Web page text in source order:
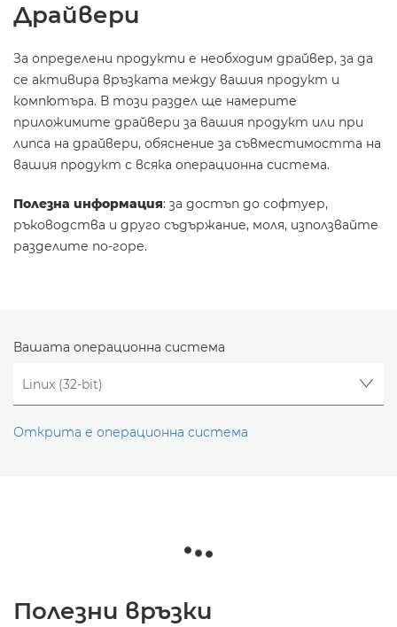
Драйвери
За определени продукти е необходим драйвер, за да
се активира връзката между вашия продукт и
компютъра. В този раздел ще намерите
приложимите драйвери за вашия продукт или при
липса на драйвери, обяснение за съвместимостта на
вашия продукт с всяка операционна система.
Полезна информация: за достъп до софтуер,
ръководства и друго съдържание, моля, използвайте
разделите по-горе.
Вашата операционна система
Открита е операционна система
Полезни връзки